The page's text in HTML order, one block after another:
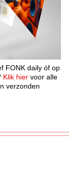
FONK daily óf op
Klik hier voor alle
verzonden